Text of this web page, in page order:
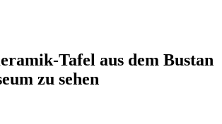
Tafel aus dem Bustan
zu sehen